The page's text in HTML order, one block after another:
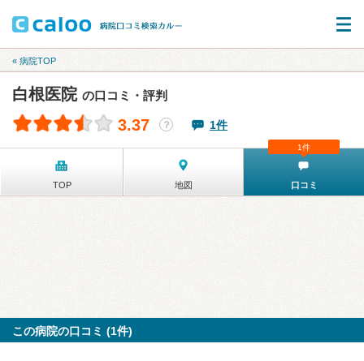
« 病院TOP
白根医院 の口コミ・評判
3.37 ？ 1件
TOP 地図 口コミ
1件
この病院の口コミ (1件)